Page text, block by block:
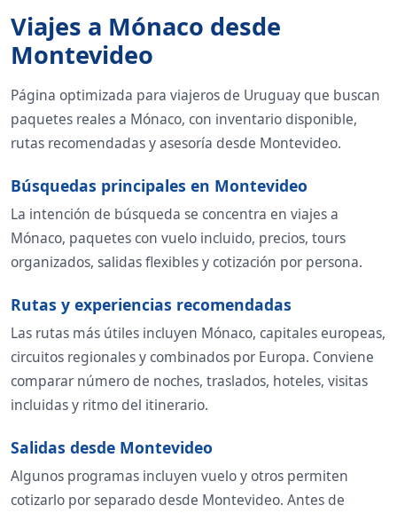
Viajes a Mónaco desde
Montevideo
Página optimizada para viajeros de Uruguay que buscan
paquetes reales a Mónaco, con inventario disponible,
rutas recomendadas y asesoría desde Montevideo.
Búsquedas principales en Montevideo
La intención de búsqueda se concentra en viajes a
Mónaco, paquetes con vuelo incluido, precios, tours
organizados, salidas flexibles y cotización por persona.
Rutas y experiencias recomendadas
Las rutas más útiles incluyen Mónaco, capitales europeas,
circuitos regionales y combinados por Europa. Conviene
comparar número de noches, traslados, hoteles, visitas
incluidas y ritmo del itinerario.
Salidas desde Montevideo
Algunos programas incluyen vuelo y otros permiten
cotizarlo por separado desde Montevideo. Antes de